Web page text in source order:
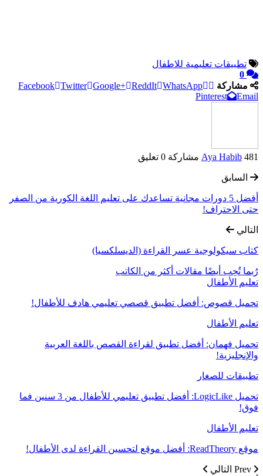
تطبيقات تعليمية للاطفال
0
مشاركة
Facebook Twitter Google+ ReddIt WhatsApp
Pinterest
Email
Aya Habib 481 مشاركة 0 تعليق
السابق
أفضل 5 دورات مجانية تساعدك على تعليم اللغة الكورية من الصفر
حتى الاحتراف!
التالي
كتاب سيكولوجية عسر القراءة (الديسلكسيا)
رُبما تُحِب أيضًا مقالات أكثر من الكاتب
تعليم الأطفال
تحميل قصوص: أفضل تطبيق قصصي تعليمي هادف للأطفال!
تعليم الأطفال
تحميل فهمان: أفضل تطبيق لقراءة القصص باللغة العربية
والإنجليزية!
تطبيقات للصغار
تحميل LogicLike: أفضل تطبيق تعليمي للأطفال من 3 سنين فما
فوق!
تعليم الأطفال
موقع ReadTheory: أفضل موقع لتحسين القراءة لدى الأطفال!
التالي